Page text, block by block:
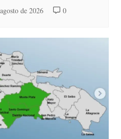
de 2026 0